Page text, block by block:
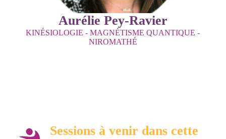
Aurélie Pey-Ravier
KINÉSIOLOGIE - MAGNÉTISME QUANTIQUE -
NIROMATHÉ
Sessions à venir dans cette